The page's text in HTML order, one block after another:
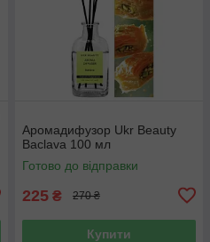
Аромадифузор Ukr Beauty
Baclava 100 мл
Готово до відправки
225 ₴ 270 ₴
Купити